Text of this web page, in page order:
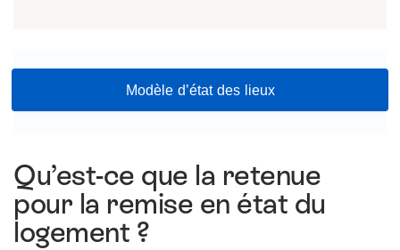
Modèle d’état des lieux
Qu’est-ce que la retenue
pour la remise en état du
logement ?